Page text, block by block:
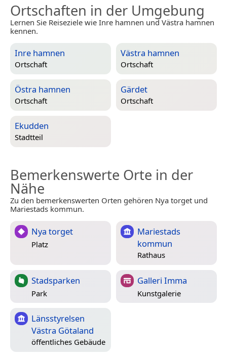
Ortschaften in der Umgebung
Lernen Sie Reiseziele wie Inre hamnen und Västra hamnen
kennen.
Inre hamnen
Ortschaft
Västra hamnen
Ortschaft
Östra hamnen
Ortschaft
Gärdet
Ortschaft
Ekudden
Stadtteil
Bemerkenswerte Orte in der
Nähe
Zu den bemerkenswerten Orten gehören Nya torget und
Mariestads kommun.
Nya torget
Platz
Mariestads
kommun
Rathaus
Stadsparken
Park
Galleri Imma
Kunstgalerie
Länsstyrelsen
Västra Götaland
öffentliches Gebäude